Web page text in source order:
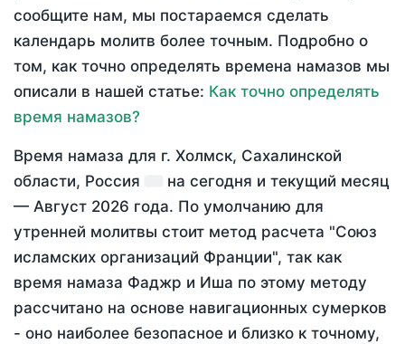
сообщите нам, мы постараемся сделать
календарь молитв более точным. Подробно о
том, как точно определять времена намазов мы
описали в нашей статье: Как точно определять
время намазов?
Время намаза для г. Холмск, Сахалинской
области, Россия
на сегодня и текущий месяц
— Август 2026 года. По умолчанию для
утренней молитвы стоит метод расчета "Союз
исламских организаций Франции", так как
время намаза Фаджр и Иша по этому методу
рассчитано на основе навигационных сумерков
- оно наиболее безопасное и близко к точному,